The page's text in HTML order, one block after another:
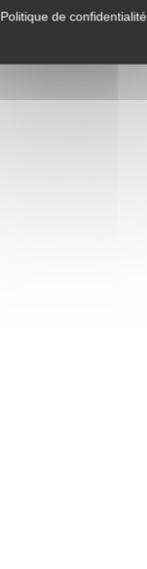
Politique de confidentialité